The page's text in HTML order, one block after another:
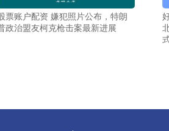
票账户配资 嫌犯照片公布，特朗
政治盟友柯克枪击案最新进展